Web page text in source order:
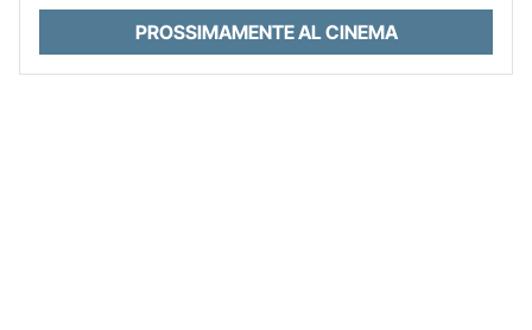
PROSSIMAMENTE AL CINEMA